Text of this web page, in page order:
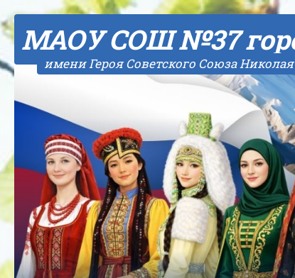
МАОУ СОШ №37
имени Героя Советского Союза